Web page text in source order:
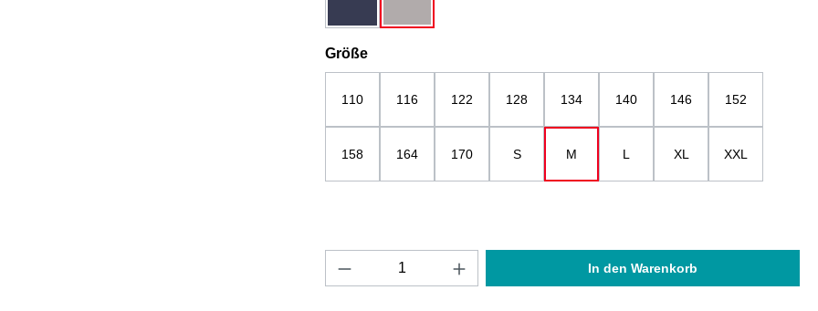
Größeauswählen
110 116 122 128 134 140 146 152
158 164 170 S M L XL XXL
Produkt Anzahl: Gib den gewünschten Wert ein
In den Warenkorb